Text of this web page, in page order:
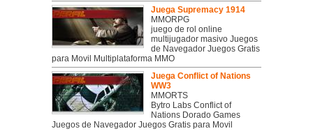
Juega Supremacy 1914
MMORPG
juego de rol online
multijugador masivo Juegos
de Navegador Juegos Gratis
para Movil Multiplataforma MMO
Juega Conflict of Nations
WW3
MMORTS
Bytro Labs Conflict of
Nations Dorado Games
Juegos de Navegador Juegos Gratis para Movil